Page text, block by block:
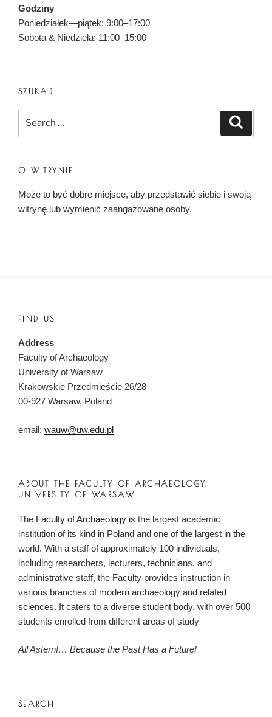
Godziny
Poniedziałek—piątek: 9:00–17:00
Sobota & Niedziela: 11:00–15:00
SZUKAJ
O WITRYNIE
Może to być dobre miejsce, aby przedstawić siebie i swoją
witrynę lub wymienić zaangażowane osoby.
FIND US
Address
Faculty of Archaeology
University of Warsaw
Krakowskie Przedmieście 26/28
00-927 Warsaw, Poland
email: wauw@uw.edu.pl
ABOUT THE FACULTY OF ARCHAEOLOGY,
UNIVERSITY OF WARSAW
The Faculty of Archaeology is the largest academic
institution of its kind in Poland and one of the largest in the
world. With a staff of approximately 100 individuals,
including researchers, lecturers, technicians, and
administrative staff, the Faculty provides instruction in
various branches of modern archaeology and related
sciences. It caters to a diverse student body, with over 500
students enrolled from different areas of study
All Astern!… Because the Past Has a Future!
SEARCH